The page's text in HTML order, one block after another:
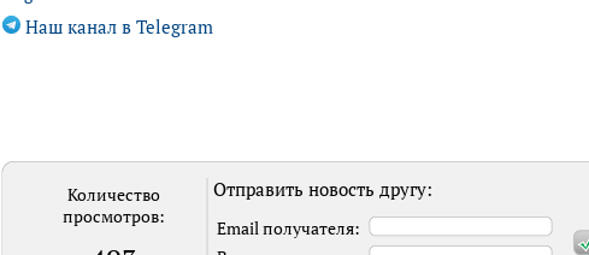
Наш канал в Telegram
Количество
просмотров:
Отправить новость другу:
Email получателя: